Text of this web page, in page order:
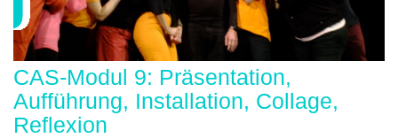
CAS-Modul 9: Präsentation,
Aufführung, Installation, Collage,
Reflexion